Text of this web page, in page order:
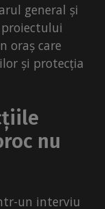
general și
oraș care
și protecția
nu
un interviu